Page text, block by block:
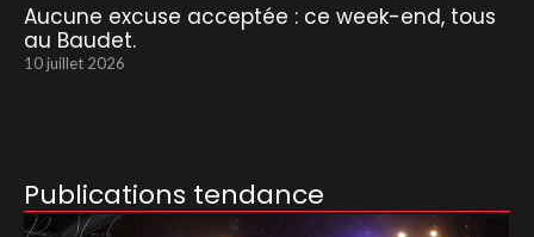
Aucune excuse acceptée : ce week-end, tous
au Baudet.
10 juillet 2026
Publications tendance